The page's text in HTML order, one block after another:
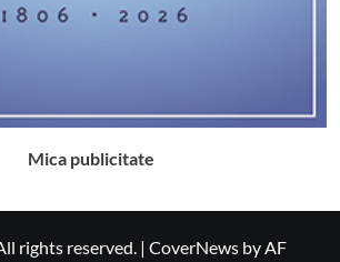
Mica publicitate
rights reserved. | CoverNews by AF